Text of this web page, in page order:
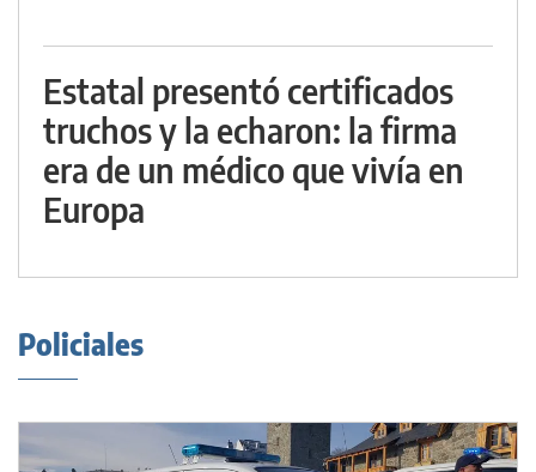
Estatal presentó certificados
truchos y la echaron: la firma
era de un médico que vivía en
Europa
Policiales